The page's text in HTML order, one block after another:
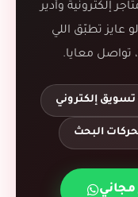
إلكترونية وأدير
عايز تطبّق اللي
تواصل معايا.
إلكتروني
البحث